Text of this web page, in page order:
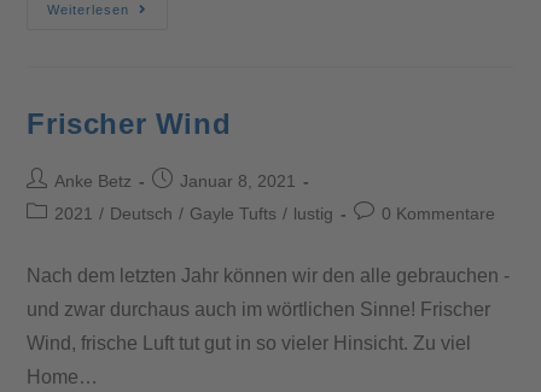
Weiterlesen
Frischer Wind
Anke Betz
Januar 8, 2021
2021 / Deutsch / Gayle Tufts / lustig 0 Kommentare
Nach dem letzten Jahr können wir den alle gebrauchen -
und zwar durchaus auch im wörtlichen Sinne! Frischer
Wind, frische Luft tut gut in so vieler Hinsicht. Zu viel
Home…